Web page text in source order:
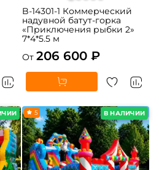
B-14301-1 Коммерческий
надувной батут-горка
«Приключения рыбки 2»
7*4*5.5 м
От 206 600 ₽
В НАЛИЧИИ
5